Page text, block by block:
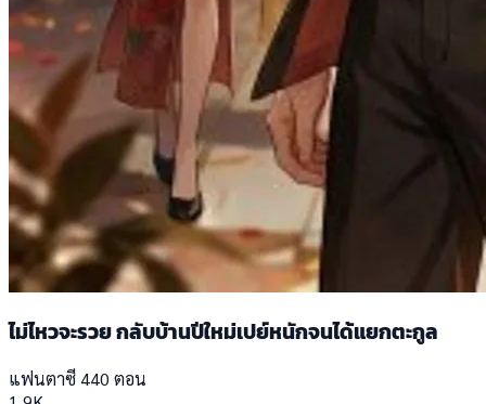
ไม่ไหวจะรวย กลับบ้านปีใหม่เปย์หนักจนได้แยกตะกูล
แฟนตาซี 440 ตอน